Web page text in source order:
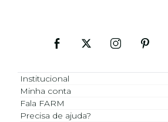
Institucional
Minha conta
Fala FARM
Precisa de ajuda?